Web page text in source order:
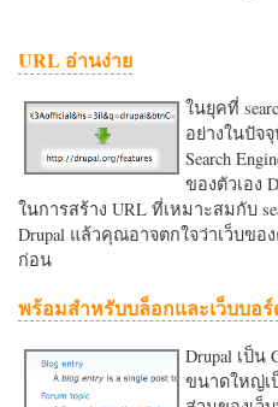
URL อ่านง่าย
ในยุคที่
อย่างในปัจ
Search
ของตัวเอง
ในการสร้าง URL ที่เหมาะสมกับ
Drupal แล้วคุณอาจตกใจว่าเว็บข
ก่อน
พร้อมสำหรับบล็อกและเว็บบอ
Drupal เป็
ขนาดใหญ่เ